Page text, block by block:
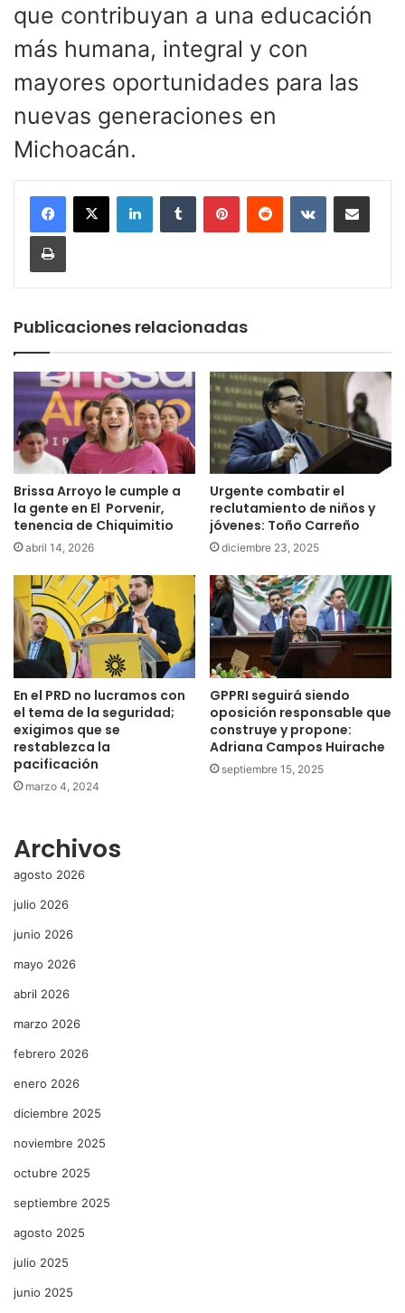
que contribuyan a una educación
más humana, integral y con
mayores oportunidades para las
nuevas generaciones en
Michoacán.
LinkedInTumblr PinterestReddit VKontakteCompartir por
Imprimir
Publicaciones relacionadas
Brissa Arroyo le cumple a
la gente en El Porvenir,
tenencia de Chiquimitio
abril 14, 2026
Urgente combatir el
reclutamiento de niños y
jóvenes: Toño Carreño
diciembre 23, 2025
En el PRD no lucramos con
el tema de la seguridad;
exigimos que se
restablezca la
pacificación
marzo 4, 2024
GPPRI seguirá siendo
oposición responsable que
construye y propone:
Adriana Campos Huirache
septiembre 15, 2025
Archivos
agosto 2026
julio 2026
junio 2026
mayo 2026
abril 2026
marzo 2026
febrero 2026
enero 2026
diciembre 2025
noviembre 2025
octubre 2025
septiembre 2025
agosto 2025
julio 2025
junio 2025